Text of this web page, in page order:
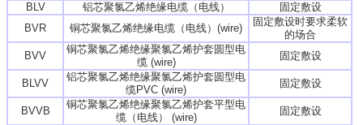
BLV
铝芯聚氯乙烯绝缘电缆（电线）
固定敷设
BVR
铜芯聚氯乙烯绝缘电缆（电线）(wire)
固定敷设时要求柔软
的场合
BVV
铜芯聚氯乙烯绝缘聚氯乙烯护套圆型电
缆 (wire)
固定敷设
BLVV
铝芯聚氯乙烯绝缘聚氯乙烯护套圆型电
缆PVC (wire)
固定敷设
BVVB
铜芯聚氯乙烯绝缘聚氯乙烯护套平型电
缆（电线） (wire)
固定敷设